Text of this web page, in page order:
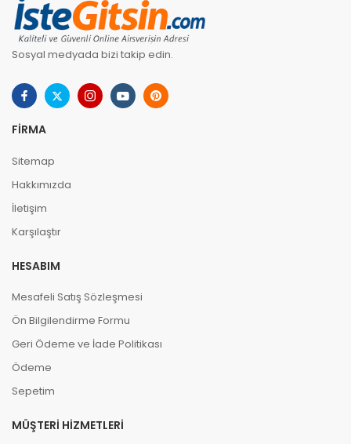
Sosyal medyada bizi takip edin.
FIRMA
Sitemap
Hakkımızda
İletişim
Karşılaştır
HESABIM
Mesafeli Satış Sözleşmesi
Ön Bilgilendirme Formu
Geri Ödeme ve İade Politikası
Ödeme
Sepetim
MÜŞTERI HIZMETLERI